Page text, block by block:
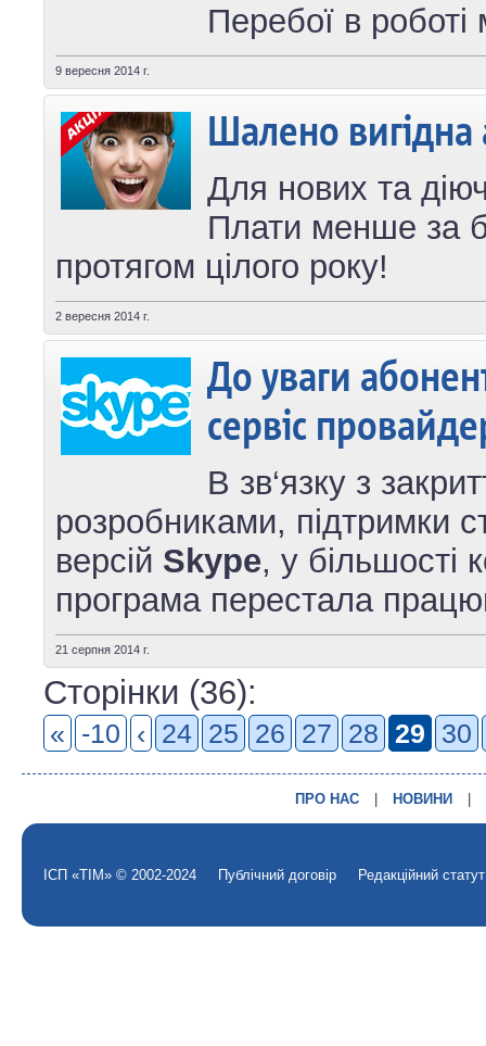
Перебої в роботі
9 вересня 2014 г.
Шалено вигідна
Для нових та
Плати менше за
протягом цілого року!
2 вересня 2014 г.
До уваги
сервіс
В зв‘язку з
розробниками, підтримки
версій Skype, у більшості
програма перестала
21 серпня 2014 г.
Сторінки (36):
« -10 ‹ 24 25 26 27 28 29 30
ПРО НАС НОВИНИ
ІСП «ТІМ» © 2002-2024 Публічний договір Редакційний статут